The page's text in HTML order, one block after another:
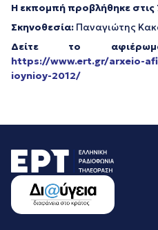
Η εκπομπή προβλήθηκε στις
Σκηνοθεσία: Παναγιώτης
Δείτε το
https://www.ert.gr/arxeio-
ioynioy-2012/